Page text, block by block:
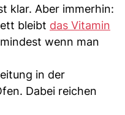
klar. Aber immerhin:
bleibt das Vitamin
wenn man
in der
Dabei reichen